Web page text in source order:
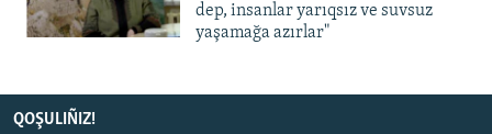
dep, insanlar yarıqsız ve suvsuz
yaşamağa azırlar"
QOŞULIÑIZ!